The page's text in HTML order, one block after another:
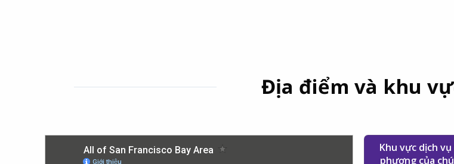
Địa điểm và khu
Khu vực dịch
phương của